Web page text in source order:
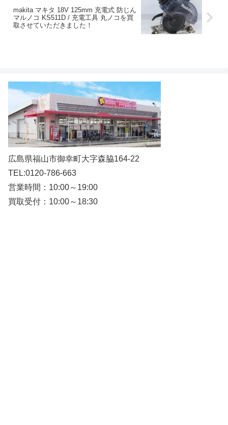
makita マキタ 18V 125mm 充電式 防じん
マルノコ KS511D / 充電工具 丸ノコを買
取させていただきました！
広島県福山市御幸町大字森脇164-22
TEL:0120-786-663
営業時間：10:00～19:00
買取受付：10:00～18:30